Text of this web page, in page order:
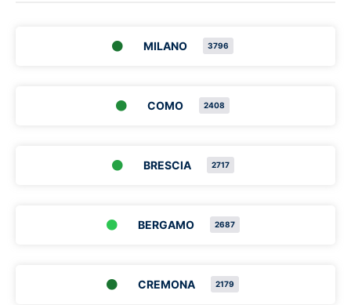
MILANO 3796
COMO 2408
BRESCIA 2717
BERGAMO 2687
CREMONA 2179